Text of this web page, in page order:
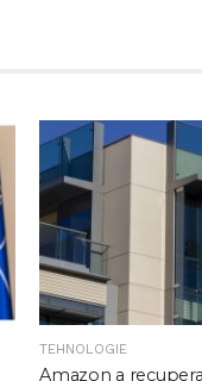
TEHNOLOGIE
Amazon a